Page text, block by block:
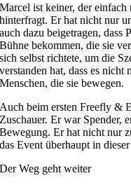
Marcel ist keiner, der einfach
hinterfragt. Er hat nicht nur
auch dazu beigetragen,
Bühne bekommen, die sie
sich selbst richtete, um die
verstanden hat, dass es
Menschen, die sie bewegen.
Auch beim ersten Freefly &
Zuschauer. Er war Spender,
Bewegung. Er hat nicht nur
das Event überhaupt in
Der Weg geht weiter